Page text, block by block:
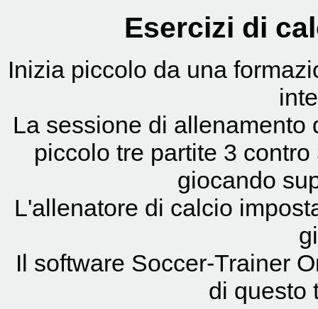
Esercizi di
Inizia piccolo da una
La sessione di
piccolo tre partite 3
giocando
L'allenatore di calcio
Il software Soccer-Trainer
di questo